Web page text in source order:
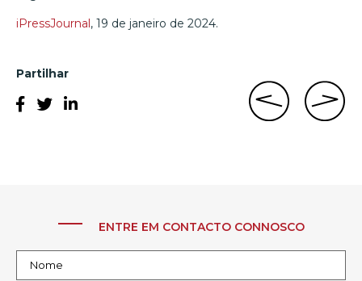
iPressJournal, 19 de janeiro de 2024.
Partilhar
ENTRE EM CONTACTO CONNOSCO